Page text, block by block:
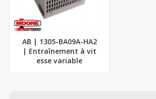
AB | 1305-BA09A-HA2
| Entraînement à vit
esse variable